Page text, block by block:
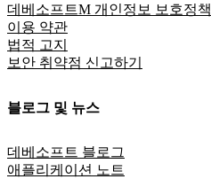
데베소프트M 개인정보 보호정책
이용 약관
법적 고지
보안 취약점 신고하기
블로그 및 뉴스
데베소프트 블로그
애플리케이션 노트